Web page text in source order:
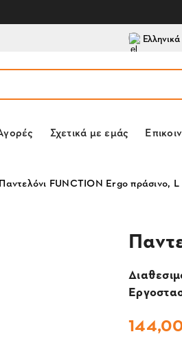
Ελληνικά
Σχετικά με εμάς
Παντελόνι FUNCTION Ergo πράσινο, L